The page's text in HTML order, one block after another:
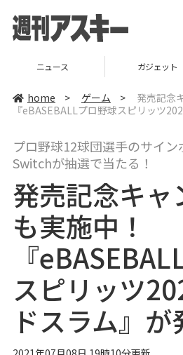
ニュース ガジェット
home > ゲーム >
発売記念
『eBASEBALLプロ野球スピリッツ
プロ野球12球団選手のサイ
Switchが抽選で当たる！
発売記念キャ
も実施中！
『
スピリッツ
ドスラム』が